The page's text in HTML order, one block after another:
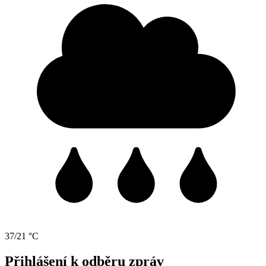
37/21 °C
Přihlášení k odběru zpráv